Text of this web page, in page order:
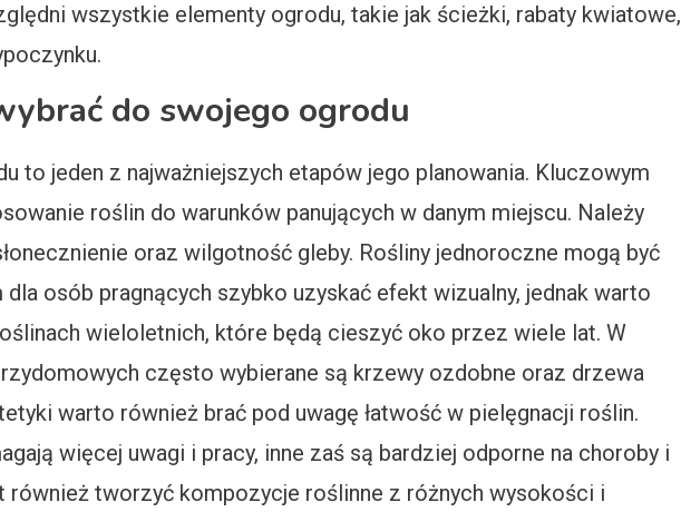
wszystkie elementy ogrodu, takie jak ścieżki, rabaty kwiatowe,
do swojego ogrodu
to jeden z najważniejszych etapów jego planowania. Kluczowym
roślin do warunków panujących w danym miejscu. Należy
oraz wilgotność gleby. Rośliny jednoroczne mogą być
dla osób pragnących szybko uzyskać efekt wizualny, jednak warto
wieloletnich, które będą cieszyć oko przez wiele lat. W
często wybierane są krzewy ozdobne oraz drzewa
warto również brać pod uwagę łatwość w pielęgnacji roślin.
więcej uwagi i pracy, inne zaś są bardziej odporne na choroby i
również tworzyć kompozycje roślinne z różnych wysokości i